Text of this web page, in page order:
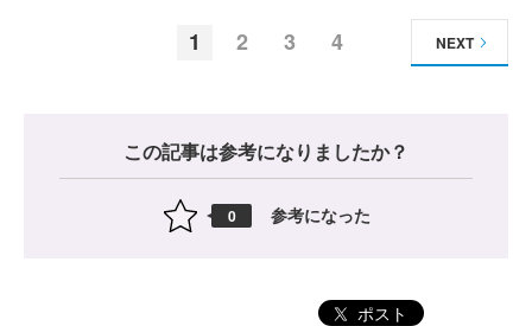
1 2 3 4 NEXT
この記事は参考になりましたか？
0 参考になった
ポスト